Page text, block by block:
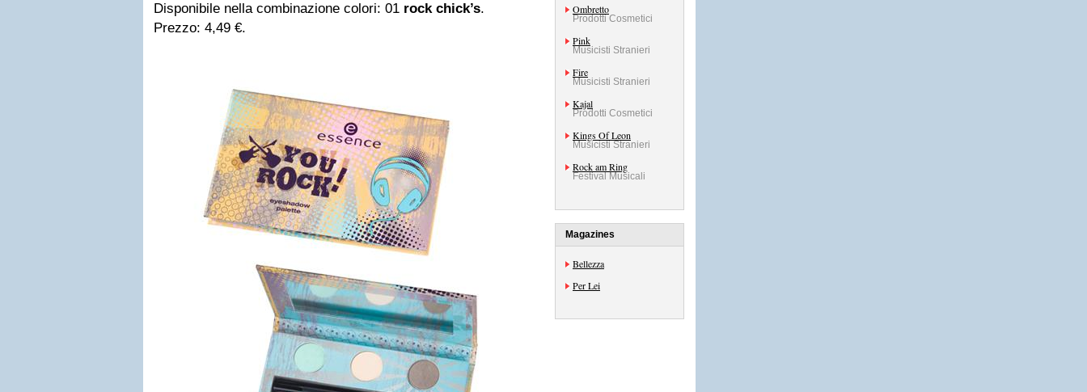
Disponibile nella combinazione colori: 01 rock chick’s.
Prezzo: 4,49 €.
Ombretto
Prodotti Cosmetici
Pink
Musicisti Stranieri
Fire
Musicisti Stranieri
Kajal
Prodotti Cosmetici
Kings Of Leon
Musicisti Stranieri
Rock am Ring
Festival Musicali
Magazines
Bellezza
Per Lei